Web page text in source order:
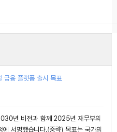
융 플랫폼 출시 목표
년 비전과 함께 2025년 재무부의
서명했습니다.(중략) 목표는 국가의